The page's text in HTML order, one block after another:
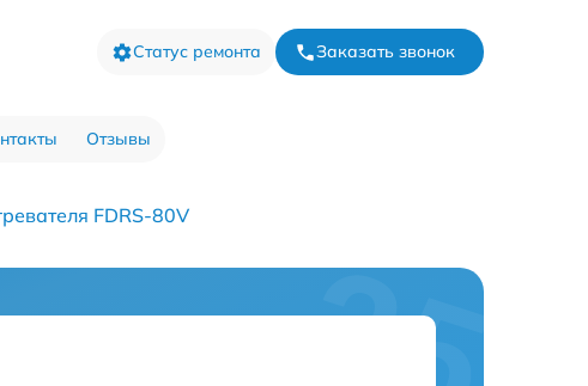
Статус ремонта Заказать звонок
Отзывы
FDRS-80V